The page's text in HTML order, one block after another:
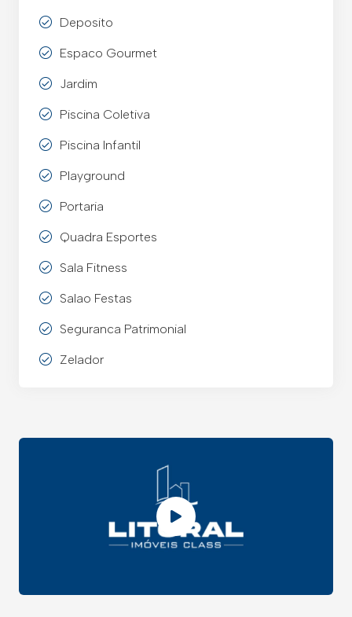
Deposito
Espaco Gourmet
Jardim
Piscina Coletiva
Piscina Infantil
Playground
Portaria
Quadra Esportes
Sala Fitness
Salao Festas
Seguranca Patrimonial
Zelador